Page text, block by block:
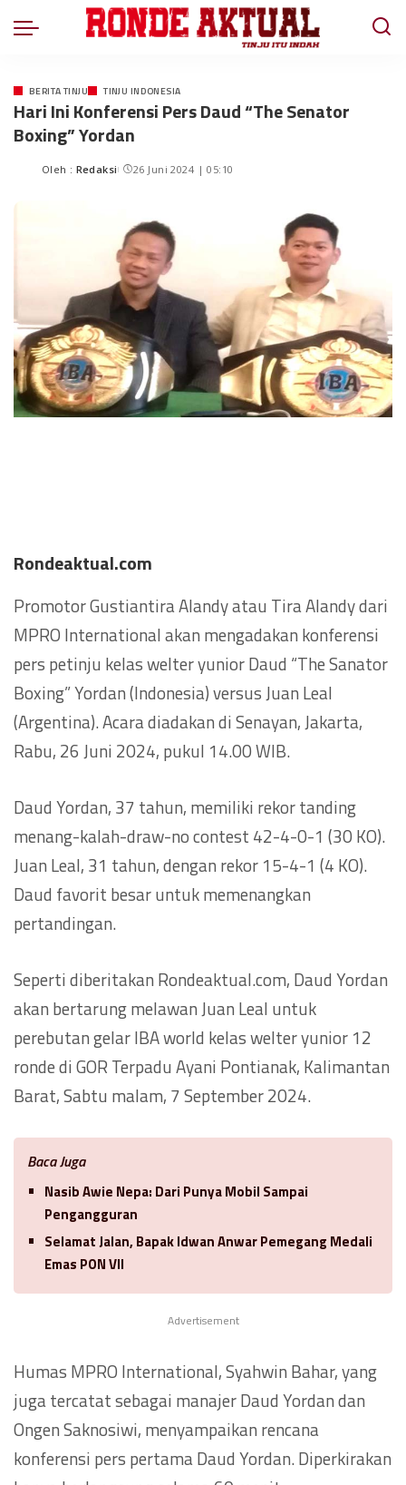
BERITA TINJU TINJU INDONESIA
Hari Ini Konferensi Pers Daud “The Senator
Boxing” Yordan
Oleh : Redaksi 26 Juni 2024 | 05:10
Rondeaktual.com
Promotor Gustiantira Alandy atau Tira Alandy dari
MPRO International akan mengadakan konferensi
pers petinju kelas welter yunior Daud “The Sanator
Boxing” Yordan (Indonesia) versus Juan Leal
(Argentina). Acara diadakan di Senayan, Jakarta,
Rabu, 26 Juni 2024, pukul 14.00 WIB.
Daud Yordan, 37 tahun, memiliki rekor tanding
menang-kalah-draw-no contest 42-4-0-1 (30 KO).
Juan Leal, 31 tahun, dengan rekor 15-4-1 (4 KO).
Daud favorit besar untuk memenangkan
pertandingan.
Seperti diberitakan Rondeaktual.com, Daud Yordan
akan bertarung melawan Juan Leal untuk
perebutan gelar IBA world kelas welter yunior 12
ronde di GOR Terpadu Ayani Pontianak, Kalimantan
Barat, Sabtu malam, 7 September 2024.
Baca Juga
Nasib Awie Nepa: Dari Punya Mobil Sampai
Pengangguran
Selamat Jalan, Bapak Idwan Anwar Pemegang Medali
Emas PON VII
Advertisement
Humas MPRO International, Syahwin Bahar, yang
juga tercatat sebagai manajer Daud Yordan dan
Ongen Saknosiwi, menyampaikan rencana
konferensi pers pertama Daud Yordan. Diperkirakan